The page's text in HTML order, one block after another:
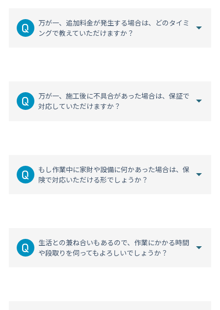
万が一、追加料金が発生する場合は、どのタイミ
ングで教えていただけますか？
万が一、施工後に不具合があった場合は、保証で
対応していただけますか？
もし作業中に家財や設備に何かあった場合は、保
険で対応いただける形でしょうか？
生活との兼ね合いもあるので、作業にかかる時間
や段取りを伺ってもよろしいでしょうか？